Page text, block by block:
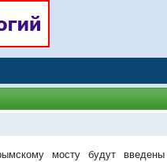
мосту будут введены